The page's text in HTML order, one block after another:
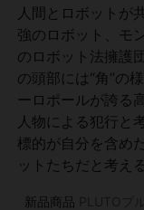
人間とロボットが
強のロボット、モ
のロボット法擁護
の頭部には“角”の
ーロポールが誇る
人物による犯行と
標的が自分を含め
ットたちだと考え
新品商品